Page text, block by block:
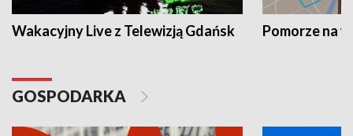
Wakacyjny Live z Telewizją Gdańsk Pomorze na
GOSPODARKA